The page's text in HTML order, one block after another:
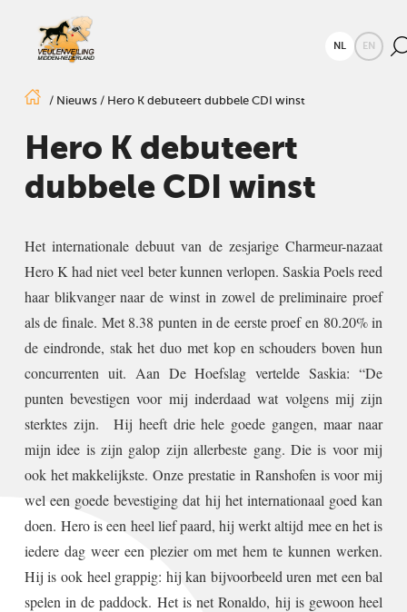
NL EN
/ Nieuws/ Hero K debuteert dubbele CDI winst
Hero K debuteert
dubbele CDI winst
Het internationale debuut van de zesjarige Charmeur-nazaat
Hero K had niet veel beter kunnen verlopen. Saskia Poels reed
haar blikvanger naar de winst in zowel de preliminaire proef
als de finale. Met 8.38 punten in de eerste proef en 80.20% in
de eindronde, stak het duo met kop en schouders boven hun
concurrenten uit. Aan De Hoefslag vertelde Saskia: “De
punten bevestigen voor mij inderdaad wat volgens mij zijn
sterktes zijn. Hij heeft drie hele goede gangen, maar naar
mijn idee is zijn galop zijn allerbeste gang. Die is voor mij
ook het makkelijkste. Onze prestatie in Ranshofen is voor mij
wel een goede bevestiging dat hij het internationaal goed kan
doen. Hero is een heel lief paard, hij werkt altijd mee en het is
iedere dag weer een plezier om met hem te kunnen werken.
Hij is ook heel grappig: hij kan bijvoorbeeld uren met een bal
spelen in de paddock. Het is net Ronaldo, hij is gewoon heel